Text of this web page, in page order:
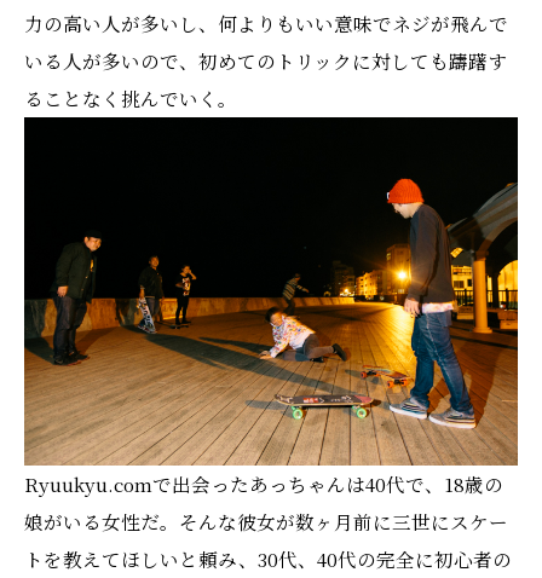
力の高い人が多いし、何よりもいい意味でネジが飛んで
いる人が多いので、初めてのトリックに対しても躊躇す
ることなく挑んでいく。
Ryuukyu.comで出会ったあっちゃんは40代で、18歳の
娘がいる女性だ。そんな彼女が数ヶ月前に三世にスケー
トを教えてほしいと頼み、30代、40代の完全に初心者の